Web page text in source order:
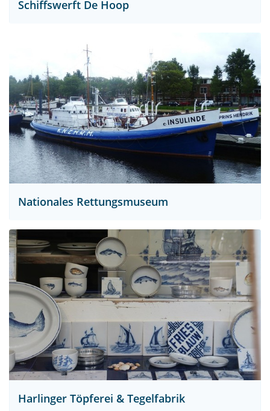
Schiffswerft De Hoop
Nationales Rettungsmuseum
Harlinger Töpferei & Tegelfabrik